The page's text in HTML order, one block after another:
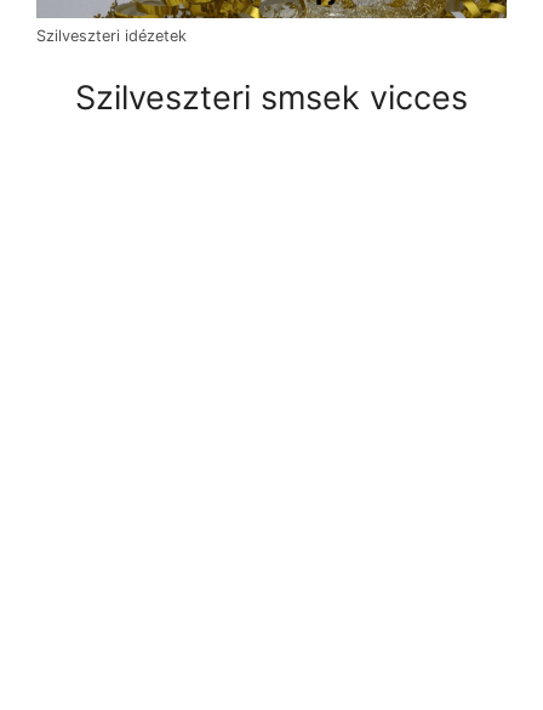
Szilveszteri idézetek
Szilveszteri smsek vicces